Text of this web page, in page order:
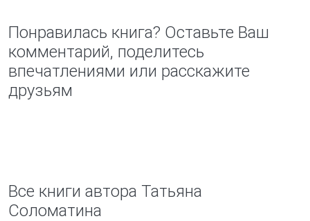
Понравилась книга? Оставьте Ваш
комментарий, поделитесь
впечатлениями или расскажите
друзьям
Все книги автора Татьяна
Соломатина